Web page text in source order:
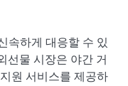
속하게 대응할 수 있
선물 시장은 야간 거
원 서비스를 제공하